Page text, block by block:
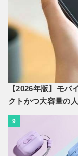
【2026年版】モバ
クトかつ大容量の
9